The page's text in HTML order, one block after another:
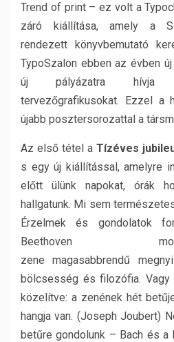
Trend of print – ez volt a
záró kiállítása, amely a
rendezett könyvbemutató
TypoSzalon ebben az évben
új pályázatra hívja
tervezőgrafikusokat. Ezzel a
újabb posztersorozattal a
Az első tétel a Tízéves
s egy új kiállítással, amelyre
előtt ülünk napokat, órák
hallgatunk. Mi sem
Érzelmek és gondolatok
Beethoven
zene magasabbrendű
bölcsesség és filozófia.
közelítve: a zenének hét
hangja van. (Joseph Joubert)
betűre gondolunk – Bach és a